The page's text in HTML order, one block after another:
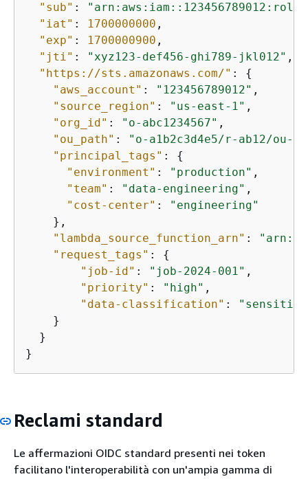
"sub" :
"iat" : 1700000000 ,
"exp" : 1700000900 ,
"jti" : "xyz123-def456-ghi789-jkl012" ,
"https://sts.amazonaws.com/" : {
"aws_account" : "123456789012" ,
"source_region" : "us-east-1" ,
"org_id" : "o-abc1234567" ,
"ou_path" :
"o-a1b2c3d4e5/r-ab12/ou-
"principal_tags" : {
"environment" : "production" ,
"team" : "data-engineering" ,
"cost-center" :
"engineering"
    },
"lambda_source_function_arn" :
"request_tags" : {
"job-id" : "job-2024-001" ,
"priority" : "high" ,
"data-classification" :
    }
  }
}
Reclami standard
Le affermazioni OIDC standard presenti nei token
facilitano l'interoperabilità con un'ampia gamma di